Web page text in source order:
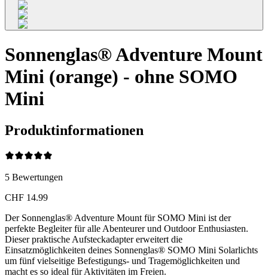
Sonnenglas® Adventure Mount
Mini (orange) - ohne SOMO
Mini
Produktinformationen
5 Bewertungen
CHF 14.99
Der Sonnenglas® Adventure Mount für SOMO Mini ist der
perfekte Begleiter für alle Abenteurer und Outdoor Enthusiasten.
Dieser praktische Aufsteckadapter erweitert die
Einsatzmöglichkeiten deines Sonnenglas® SOMO Mini Solarlichts
um fünf vielseitige Befestigungs- und Tragemöglichkeiten und
macht es so ideal für Aktivitäten im Freien.